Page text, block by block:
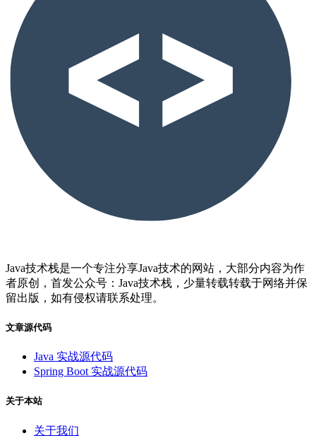
Java技术栈是一个专注分享Java技术的网站，大部分内容为作
者原创，首发公众号：Java技术栈，少量转载转载于网络并保
留出版，如有侵权请联系处理。
文章源代码
Java 实战源代码
Spring Boot 实战源代码
关于本站
关于我们